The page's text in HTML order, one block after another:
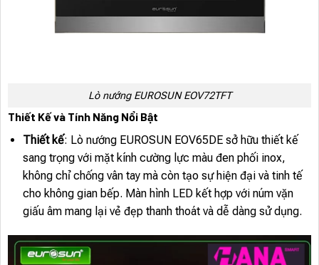
Lò nướng EUROSUN EOV72TFT
Thiết Kế và Tính Năng Nổi Bật
Thiết kế: Lò nướng EUROSUN EOV65DE sở hữu thiết kế
sang trọng với mặt kính cường lực màu đen phối inox,
không chỉ chống vân tay mà còn tạo sự hiện đại và tinh tế
cho không gian bếp. Màn hình LED kết hợp với núm vặn
giấu âm mang lại vẻ đẹp thanh thoát và dễ dàng sử dụng.